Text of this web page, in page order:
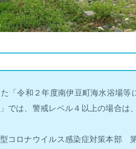
「令和２年度南伊豆町海水浴場等
では、警戒レベル４以上の場合は
コロナウイルス感染症対策本部